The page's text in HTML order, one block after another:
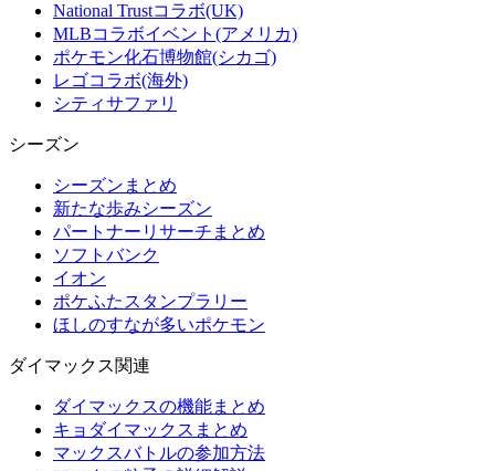
National Trustコラボ(UK)
MLBコラボイベント(アメリカ)
ポケモン化石博物館(シカゴ)
レゴコラボ(海外)
シティサファリ
シーズン
シーズンまとめ
新たな歩みシーズン
パートナーリサーチまとめ
ソフトバンク
イオン
ポケふたスタンプラリー
ほしのすなが多いポケモン
ダイマックス関連
ダイマックスの機能まとめ
キョダイマックスまとめ
マックスバトルの参加方法